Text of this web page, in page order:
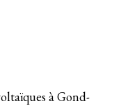
à Gond-